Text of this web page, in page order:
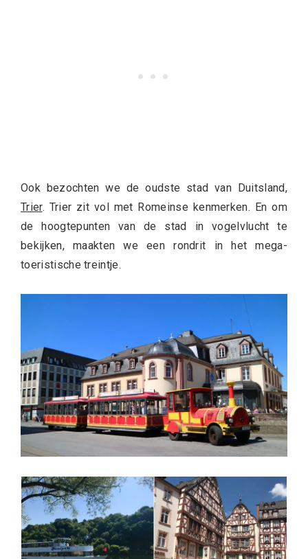
Ook bezochten we de oudste stad van Duitsland,
Trier. Trier zit vol met Romeinse kenmerken. En om
de hoogtepunten van de stad in vogelvlucht te
bekijken, maakten we een rondrit in het mega-
toeristische treintje.